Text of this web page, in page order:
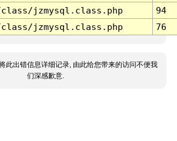
jzmysql.class.php
94
jzmysql.class.php 76
此出错信息详细记录, 由此给您带来的访问不便我
们深感歉意.